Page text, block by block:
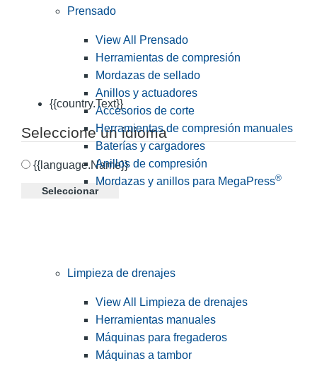
{{country.Text}}
Seleccione un idioma
{{language.Name}}
Seleccionar
Prensado
View All Prensado
Herramientas de compresión
Mordazas de sellado
Anillos y actuadores
Accesorios de corte
Herramientas de compresión manuales
Baterías y cargadores
Anillos de compresión
Mordazas y anillos para MegaPress®
Limpieza de drenajes
View All Limpieza de drenajes
Herramientas manuales
Máquinas para fregaderos
Máquinas a tambor